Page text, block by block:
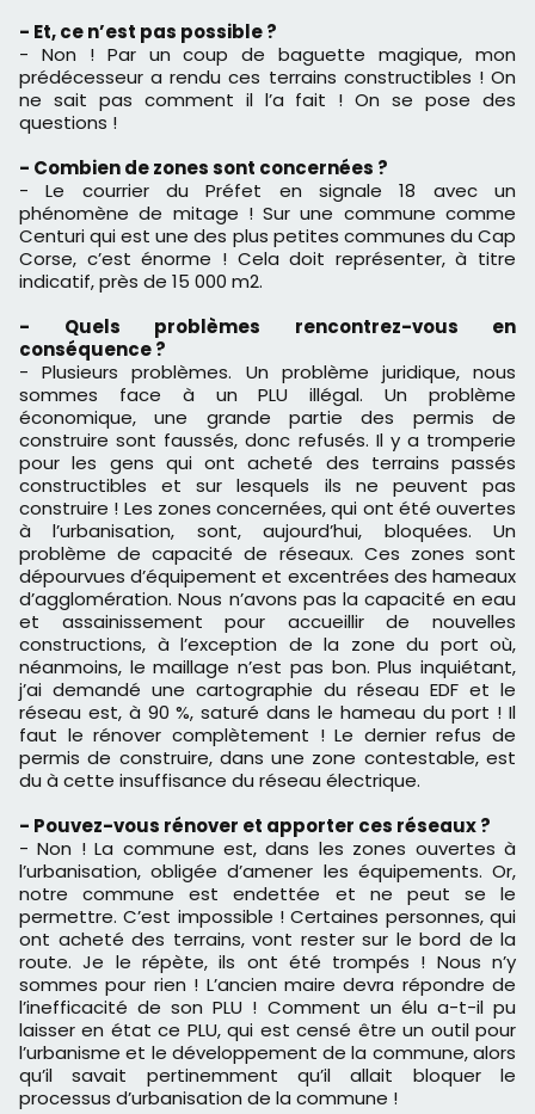
- Et, ce n’est pas possible ?
- Non ! Par un coup de baguette magique, mon
prédécesseur a rendu ces terrains constructibles ! On
ne sait pas comment il l’a fait ! On se pose des
questions !
- Combien de zones sont concernées ?
- Le courrier du Préfet en signale 18 avec un
phénomène de mitage ! Sur une commune comme
Centuri qui est une des plus petites communes du Cap
Corse, c’est énorme ! Cela doit représenter, à titre
indicatif, près de 15 000 m2.
- Quels problèmes rencontrez-vous en
conséquence ?
- Plusieurs problèmes. Un problème juridique, nous
sommes face à un PLU illégal. Un problème
économique, une grande partie des permis de
construire sont faussés, donc refusés. Il y a tromperie
pour les gens qui ont acheté des terrains passés
constructibles et sur lesquels ils ne peuvent pas
construire ! Les zones concernées, qui ont été ouvertes
à l’urbanisation, sont, aujourd’hui, bloquées. Un
problème de capacité de réseaux. Ces zones sont
dépourvues d’équipement et excentrées des hameaux
d’agglomération. Nous n’avons pas la capacité en eau
et assainissement pour accueillir de nouvelles
constructions, à l’exception de la zone du port où,
néanmoins, le maillage n’est pas bon. Plus inquiétant,
j’ai demandé une cartographie du réseau EDF et le
réseau est, à 90 %, saturé dans le hameau du port ! Il
faut le rénover complètement ! Le dernier refus de
permis de construire, dans une zone contestable, est
du à cette insuffisance du réseau électrique.
- Pouvez-vous rénover et apporter ces réseaux ?
- Non ! La commune est, dans les zones ouvertes à
l’urbanisation, obligée d’amener les équipements. Or,
notre commune est endettée et ne peut se le
permettre. C’est impossible ! Certaines personnes, qui
ont acheté des terrains, vont rester sur le bord de la
route. Je le répète, ils ont été trompés ! Nous n’y
sommes pour rien ! L’ancien maire devra répondre de
l’inefficacité de son PLU ! Comment un élu a-t-il pu
laisser en état ce PLU, qui est censé être un outil pour
l’urbanisme et le développement de la commune, alors
qu’il savait pertinemment qu’il allait bloquer le
processus d’urbanisation de la commune !